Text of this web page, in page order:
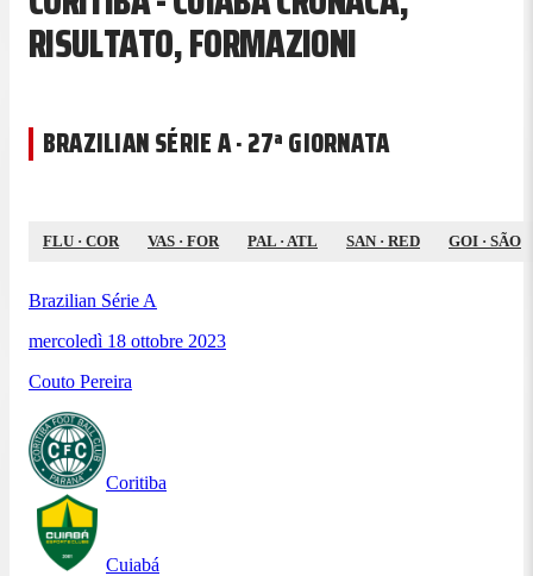
RISULTATO, FORMAZIONI
BRAZILIAN SÉRIE A · 27ª GIORNATA
FLU · COR VAS · FOR PAL · ATL SAN · RED GOI · SÃO
Brazilian Série A
mercoledì 18 ottobre 2023
Couto Pereira
Coritiba
Cuiabá